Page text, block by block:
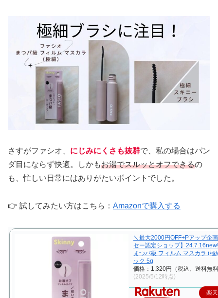
さすがファシオ、 にじみにくさも抜群で、私の場合はパン
ダ目にならず快適。しかもお湯でスルッとオフできるの
も、忙しい日常にはありがたいポイントでした。
👉 試してみたい方はこちら： Amazonで購入する
＼最大2000円OFF+Pアップ企
セー認定ショップ】
まつパ級 フィルム マスカラ (極
ック 5g
価格：1,320円（税込、送料無
(2025/5/12時点)
楽